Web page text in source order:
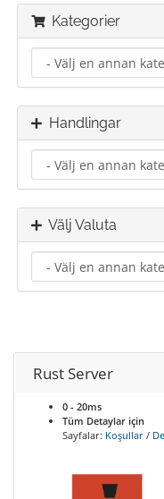
Kategorier
Handlingar
Välj Valuta
Rust Server
0 - 20ms
Tüm Detaylar için
Sayfalar: Koşullar /